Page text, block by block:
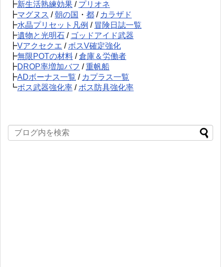
┣新生活熟練効果 / プリオネ
┣マグヌス /朝の国 ・ 都 / カラザド
┣水晶プリセット凡例 / 冒険日誌一覧
┣遺物と光明石 / ゴッドアイド武器
┣Vアクセクエ / ボスV確定強化
┣無限POTの材料 /倉庫＆労働者
┣DROP率増加バフ /重帆船
┣ADボーナス一覧 / カプラス一覧
┗ボス武器強化率 / ボス防具強化率